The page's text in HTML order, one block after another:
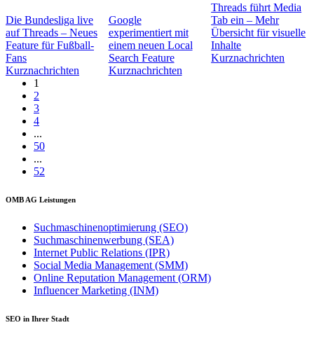
Die Bundesliga live
auf Threads – Neues
Feature für Fußball-
Fans
Kurznachrichten
Google
experimentiert mit
einem neuen Local
Search Feature
Kurznachrichten
Threads führt Media
Tab ein – Mehr
Übersicht für visuelle
Inhalte
Kurznachrichten
1
2
3
4
...
50
...
52
OMB AG Leistungen
Suchmaschinenoptimierung (SEO)
Suchmaschinenwerbung (SEA)
Internet Public Relations (IPR)
Social Media Management (SMM)
Online Reputation Management (ORM)
Influencer Marketing (INM)
SEO in Ihrer Stadt